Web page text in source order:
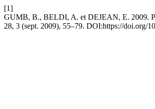
[1]
GUMB, B., BELDI, A. et DEJEAN, E. 2009.
28, 3 (sept. 2009), 55–79. DOI:https://doi.org/